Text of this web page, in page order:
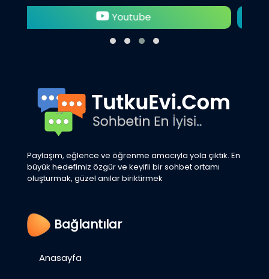
Twitter
Paylaşım, eğlence ve öğrenme amacıyla yola çıktık. En
büyük hedefimiz özgür ve keyifli bir sohbet ortamı
oluşturmak, güzel anılar biriktirmek
Bağlantılar
Anasayfa